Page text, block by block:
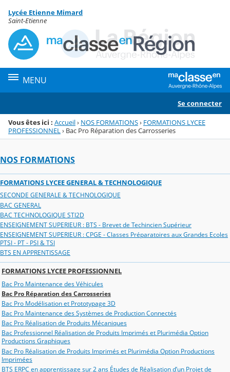
Menu de la rubrique
Contenu
Lycée Etienne Mimard
Saint-Etienne
MENU
Se connecter
Vous êtes ici : Accueil› NOS FORMATIONS› FORMATIONS LYCEE
PROFESSIONNEL › Bac Pro Réparation des Carrosseries
NOS FORMATIONS
FORMATIONS LYCEE GENERAL & TECHNOLOGIQUE
SECONDE GENERALE & TECHNOLOGIQUE
BAC GENERAL
BAC TECHNOLOGIQUE STI2D
ENSEIGNEMENT SUPERIEUR : BTS - Brevet de Techincien Supérieur
ENSEIGNEMENT SUPERIEUR : CPGE - Classes Préparatoires aux Grandes Ecoles
PTSI - PT - PSI & TSI
BTS EN APPRENTISSAGE
FORMATIONS LYCEE PROFESSIONNEL
Bac Pro Maintenance des Véhicules
Bac Pro Réparation des Carrosseries
Bac Pro Modélisation et Prototypage 3D
Bac Pro Maintenance des Systèmes de Production Connectés
Bac Pro Réalisation de Produits Mécaniques
Bac Professionnel Réalisation de Produits Imprimés et Plurimédia Option
Productions Graphiques
Bac Pro Réalisation de Produits Imprimés et Plurimédia Option Productions
Imprimées
BTS ERPC en apprentissage sur 2 ans Études de Réalisation d’un Projet de